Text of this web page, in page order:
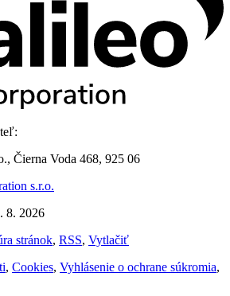
Čierna Voda 468, 925 06
s.r.o.
8. 2026
stránok, RSS, Vytlačiť
, Cookies, Vyhlásenie o ochrane súkromia,